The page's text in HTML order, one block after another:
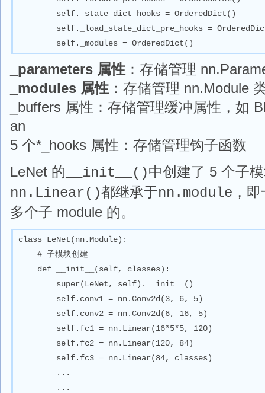
self._state_dict_hooks = OrderedDict()
self._load_state_dict_pre_hooks =
self._modules = OrderedDict()
_parameters 属性 ：存储管理
_modules 属性 ：存储管理 nn.Module
_buffers 属性：存储管理缓冲属性，如
an
5 个*_hooks 属性：存储管理钩子函数
LeNet 的 __init__()中创建了 5 个子
nn.Linear()都继承于nn.module ，
多个子 module 的。
class LeNet(nn.Module):
    # 子模块创建
def __init__(self, classes):
super(LeNet, self).__init__()
self.conv1 = nn.Conv2d(3, 6, 5)
self.conv2 = nn.Conv2d(6, 16, 5)
self.fc1 = nn.Linear(16*5*5, 120)
self.fc2 = nn.Linear(120, 84)
self.fc3 = nn.Linear(84, classes)
...
...